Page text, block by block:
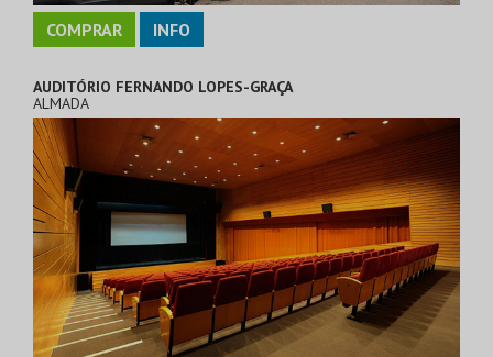
COMPRAR INFO
AUDITÓRIO FERNANDO LOPES-GRAÇA
ALMADA